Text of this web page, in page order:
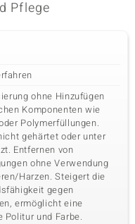
Pflege
ohne Hinzufügen
Komponenten wie
Polymerfüllungen.
gehärtet oder unter
Entfernen von
ohne Verwendung
Harzen. Steigert die
gegen
ermöglicht eine
Politur und Farbe.